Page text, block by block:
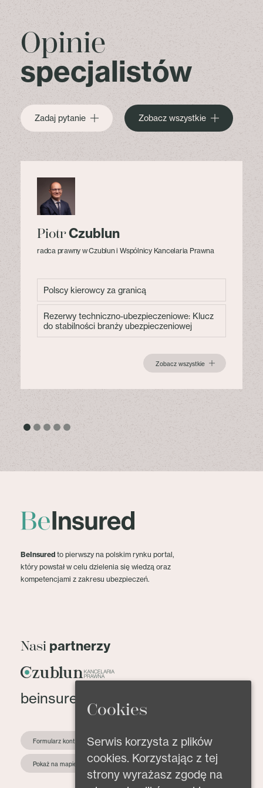
Opinie
specjalistów
Zadaj pytanie Zobacz wszystkie
PiotrCzublun
radca prawny w Czublun i Wspólnicy Kancelaria Prawna
Polscy kierowcy za granicą
Rezerwy techniczno-ubezpieczeniowe: Klucz
do stabilności branży ubezpieczeniowej
Zobacz wszystkie
BeInsured to pierwszy na polskim rynku portal,
który powstał w celu dzielenia się wiedzą oraz
kompetencjami z zakresu ubezpieczeń.
Nasi partnerzy
beinsured@beinsured.pl
Formularz kontaktowy
Pokaż na mapie
Cookies
Serwis korzysta z plików
cookies. Korzystając z tej
strony wyrażasz zgodę na